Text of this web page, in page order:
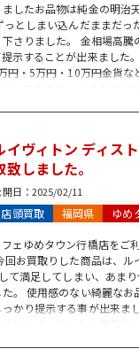
したお品物は純金の明治
としまい込んだままだっ
さりました。 金相場高騰
示することが出来ました
円・5万円・10万円金貨な
ジュエルカフェゆめタウン
問合せだけでのご来店も
イヴィトン ディス
致しました。
日： 2025/02/11
店頭買取 福岡県 ゆめ
ェゆめタウン行橋店をご
回お買取りした商品は、ル
て満足してしまい、あま
。 使用感のない綺麗なお
かり提示する事が出来ま
ではルイ・ヴィトン商品(
な限定モデルから定番商